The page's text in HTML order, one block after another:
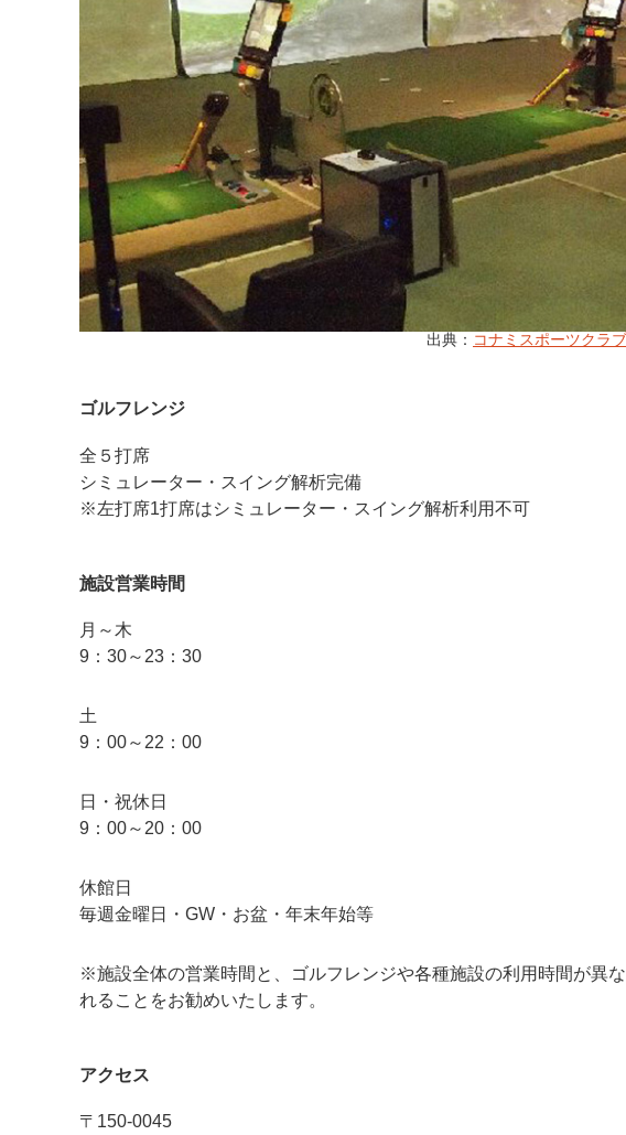
出典： コナミスポーツクラ
ゴルフレンジ
全５打席
シミュレーター・スイング解析完備
※左打席1打席はシミュレーター・スイング解析利用不可
施設営業時間
月～木
9：30～23：30
土
9：00～22：00
日・祝休日
9：00～20：00
休館日
毎週金曜日・GW・お盆・年末年始等
※施設全体の営業時間と、ゴルフレンジや各種施設の利用時間が異
れることをお勧めいたします。
アクセス
〒150-0045